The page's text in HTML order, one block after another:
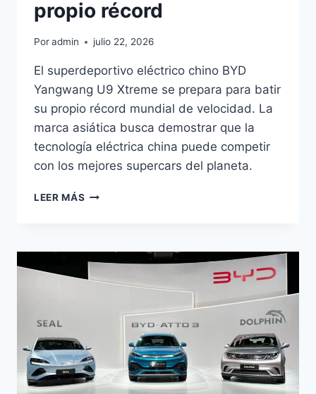
propio récord
Poradmin julio 22, 2026
El superdeportivo eléctrico chino BYD
Yangwang U9 Xtreme se prepara para batir
su propio récord mundial de velocidad. La
marca asiática busca demostrar que la
tecnología eléctrica china puede competir
con los mejores supercars del planeta.
LEER MÁS BYD
BUSCA
SUPERAR
SU